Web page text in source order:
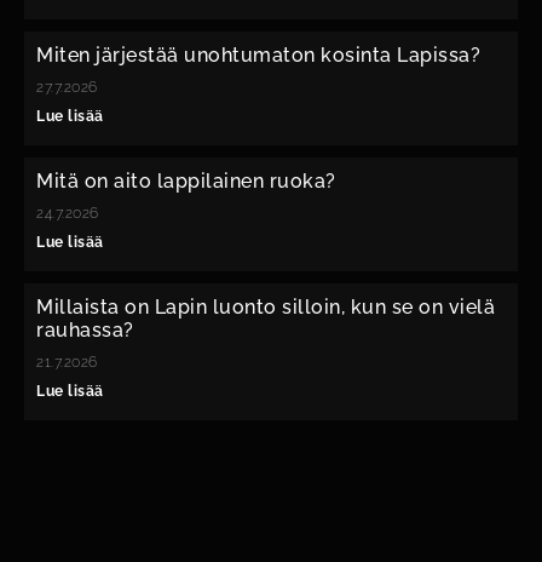
Miten järjestää unohtumaton kosinta Lapissa?
27.7.2026
Lue lisää
Mitä on aito lappilainen ruoka?
24.7.2026
Lue lisää
Millaista on Lapin luonto silloin, kun se on vielä
rauhassa?
21.7.2026
Lue lisää